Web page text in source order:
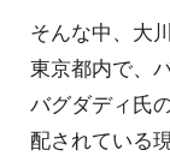
そんな中、大
東京都内で、
バグダディ氏
配されている